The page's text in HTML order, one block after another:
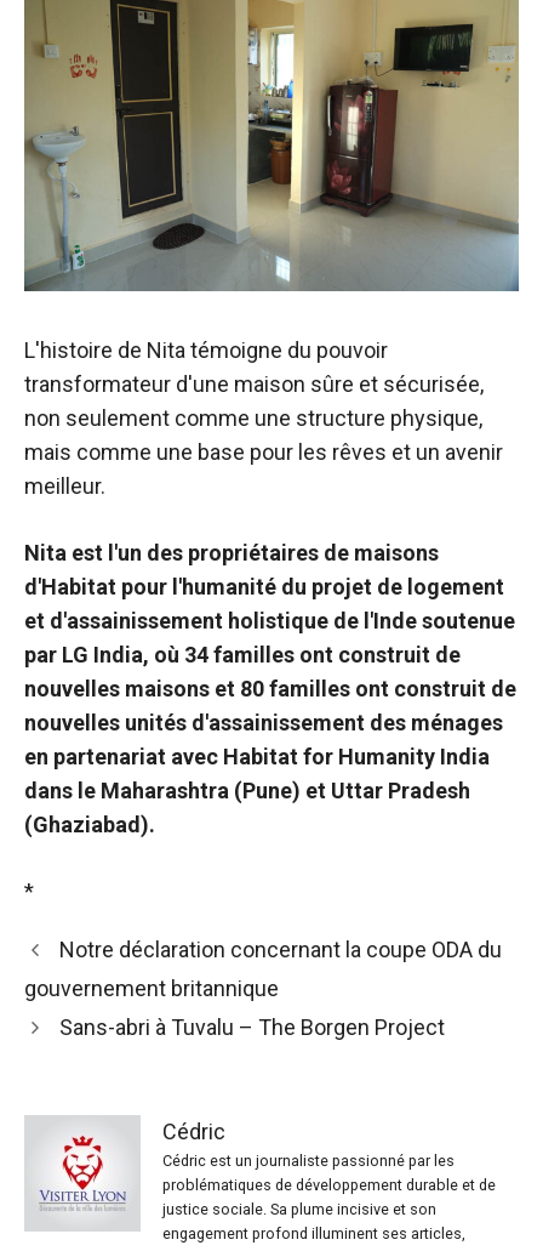
L'histoire de Nita témoigne du pouvoir
transformateur d'une maison sûre et sécurisée,
non seulement comme une structure physique,
mais comme une base pour les rêves et un avenir
meilleur.
Nita est l'un des propriétaires de maisons
d'Habitat pour l'humanité du projet de logement
et d'assainissement holistique de l'Inde soutenue
par LG India, où 34 familles ont construit de
nouvelles maisons et 80 familles ont construit de
nouvelles unités d'assainissement des ménages
en partenariat avec Habitat for Humanity India
dans le Maharashtra (Pune) et Uttar Pradesh
(Ghaziabad).
*
Notre déclaration concernant la coupe ODA du
gouvernement britannique
Sans-abri à Tuvalu – The Borgen Project
Cédric
Cédric est un journaliste passionné par les
problématiques de développement durable et de
justice sociale. Sa plume incisive et son
engagement profond illuminent ses articles,